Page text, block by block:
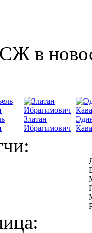
в
Златан
Ибрагимович